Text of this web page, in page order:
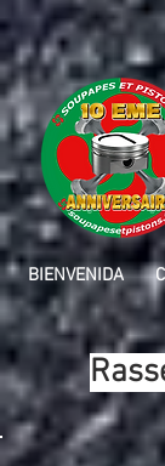
BIENVENIDA